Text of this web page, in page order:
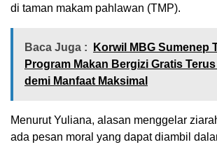
di taman makam pahlawan (TMP).
Baca Juga :
Korwil MBG Sumenep
Program Makan Bergizi Gratis
demi Manfaat Maksimal
Menurut Yuliana, alasan menggelar
ada pesan moral yang dapat diambil